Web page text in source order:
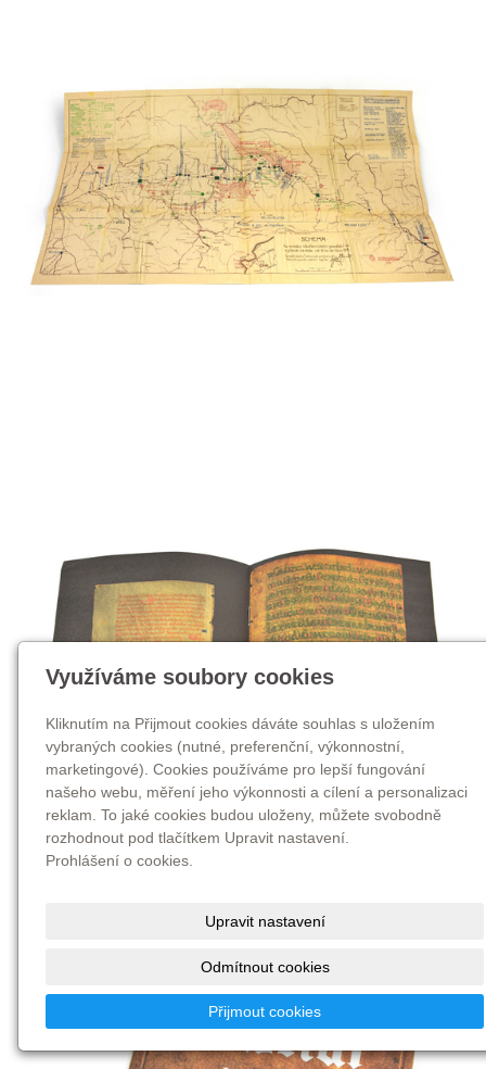
Využíváme soubory cookies
Kliknutím na Přijmout cookies dáváte souhlas s uložením
vybraných cookies (nutné, preferenční, výkonnostní,
marketingové). Cookies používáme pro lepší fungování
našeho webu, měření jeho výkonnosti a cílení a personalizaci
reklam. To jaké cookies budou uloženy, můžete svobodně
rozhodnout pod tlačítkem Upravit nastavení.
Prohlášení o cookies.
Upravit nastavení
Odmítnout cookies
Přijmout cookies